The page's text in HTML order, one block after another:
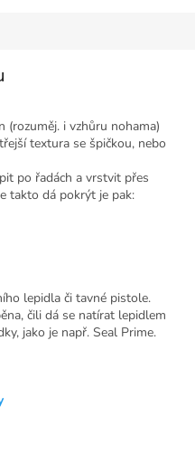
(rozuměj. i vzhůru nohama)
textura se špičkou, nebo
po řadách a vrstvit přes
takto dá pokrýt je pak:
lepidla či tavné pistole.
čili dá se natírat lepidlem
jako je např. Seal Prime.